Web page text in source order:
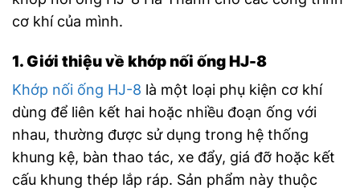
cơ khí của mình.
1. Giới thiệu về khớp nối ống HJ-8
Khớp nối ống HJ-8 là một loại phụ kiện cơ khí
dùng để liên kết hai hoặc nhiều đoạn ống với
nhau, thường được sử dụng trong hệ thống
khung kệ, bàn thao tác, xe đẩy, giá đỡ hoặc kết
cấu khung thép lắp ráp. Sản phẩm này thuộc